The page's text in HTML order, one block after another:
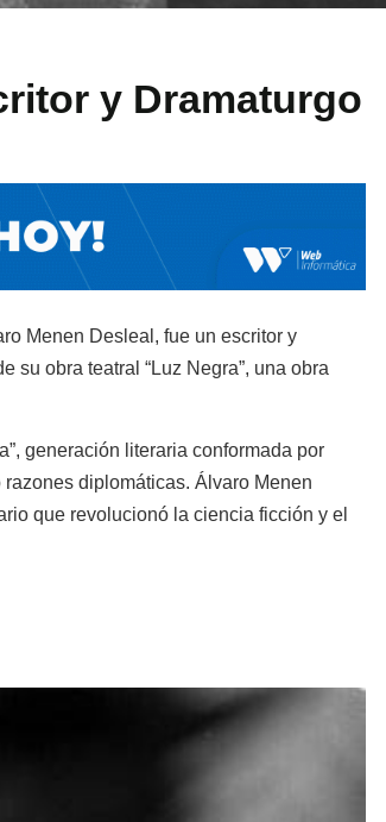
y Dramaturgo
Menen Desleal, fue un escritor y
su obra teatral “Luz Negra”, una obra
generación literaria conformada por
diplomáticas. Álvaro Menen
que revolucionó la ciencia ficción y el